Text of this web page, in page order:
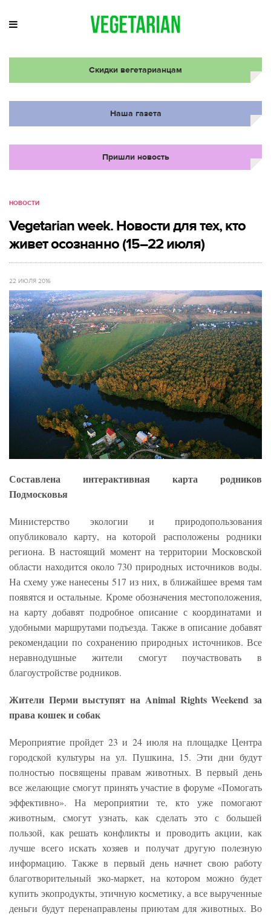
Скидки вегетарианцам
Наша газета
Пришли новость
НОВОСТИ
Vegetarian week. Новости для тех, кто
живет осознанно (15–22 июля)
22 ИЮЛЯ 2016
Составлена интерактивная карта родников
Подмосковья
Министерство экологии и природопользования
опубликовало карту, на которой расположены родники
региона. В настоящий момент на территории Московской
области находится около 730 природных источников воды.
На схему уже нанесены 517 из них, в ближайшее время там
появятся и остальные. Кроме обозначения местоположения,
на карту добавят подробное описание с координатами и
удобными маршрутами подъезда. Также в описание добавят
рекомендации по сохранению природных источников. Все
неравнодушные жители смогут поучаствовать в
благоустройстве родников.
Жители Перми выступят на Animal Rights Weekend за
права кошек и собак
Мероприятие пройдет 23 и 24 июля на площадке Центра
городской культуры на ул. Пушкина, 15. Эти дни будут
полностью посвящены правам животных. В первый день
все желающие смогут принять участие в форуме «Помогать
эффективно». На мероприятии те, кто уже помогают
животным, смогут узнать, как сделать это с большей
пользой, как решать конфликты и проводить акции, как
лучше всего искать хозяев и получат другую полезную
информацию. Также в первый день начнет свою работу
благотворительный эко-маркет, на котором можно будет
купить экопродукты, этичную косметику, а все вырученные
деньги будут перенаправлены приютам для животных. Во